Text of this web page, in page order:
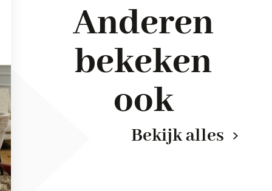
Anderen
bekeken
ook
Bekijk alles